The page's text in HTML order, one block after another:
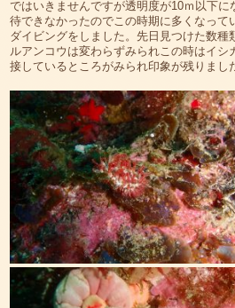
ではいきませんですが透明度が10ｍ以下に
待できなかったのでこの時期に多くなって
ダイビングをしました。先日見つけた数種
ルアンコウは変わらずみられこの時はイシ
接しているところがみられ印象が残りまし